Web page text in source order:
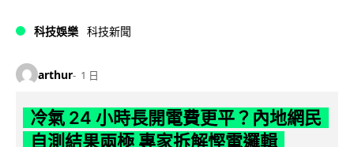
科技娛樂 科技新聞
arthur 1 日
冷氣 24 小時長開電費更平？內地網民
自測結果兩極 專家拆解慳電邏輯